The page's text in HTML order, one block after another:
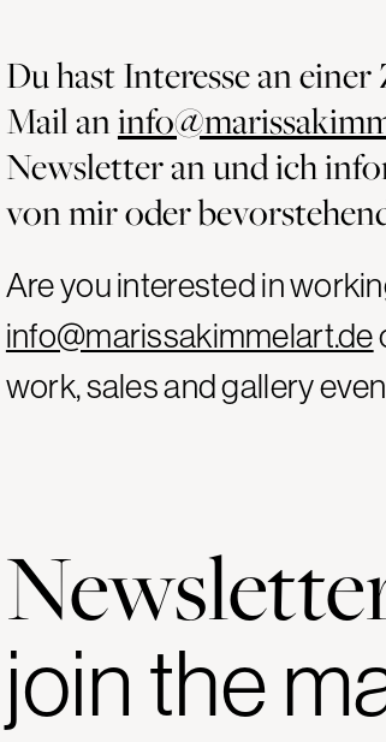
Du hast Interesse an
Mail an
Newsletter an und ich
von mir oder
Are you interested in
info@marissakimmelart.de
work, sales and gallery
join the